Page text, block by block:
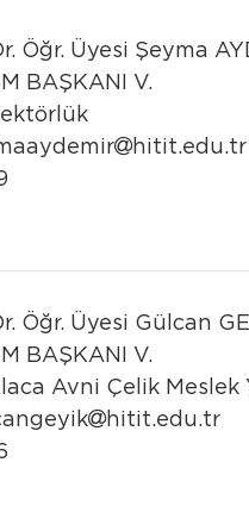
Öğr. Üyesi Şeyma
BAŞKANI V.
hitit.edu.tr
Öğr. Üyesi Gülcan
BAŞKANI V.
Avni Çelik Meslek
hitit.edu.tr